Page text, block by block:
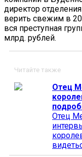
директор
верить свежим в
вся преступная
млрд. рублей.
Читайте также
Отец
Отец